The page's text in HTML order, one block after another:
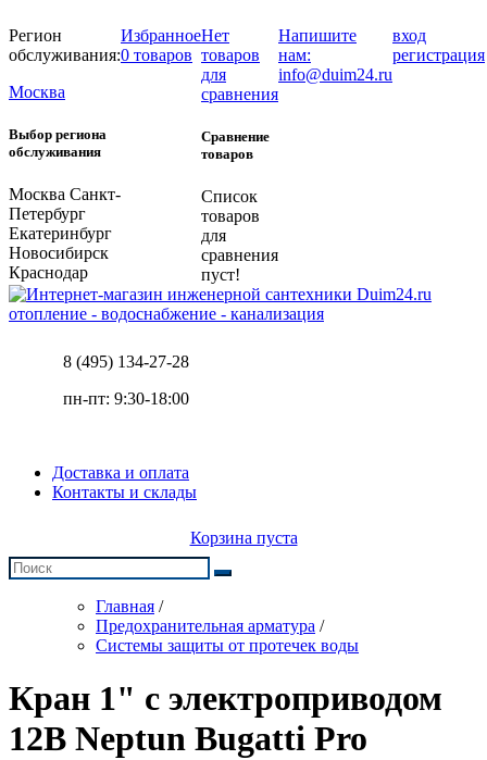
Регион
обслуживания:
Москва
Выбор региона
обслуживания
Москва Санкт-
Петербург
Екатеринбург
Новосибирск
Краснодар
Избранное
0 товаров
Нет
товаров
для
сравнения
Сравнение
товаров
Список
товаров
для
сравнения
пуст!
Напишите
нам:
info@duim24.ru
вход
регистрация
отопление - водоснабжение - канализация
8 (495) 134-27-28
пн-пт: 9:30-18:00
Доставка и оплата
Контакты и склады
Корзина пуста
Главная /
Предохранительная арматура /
Системы защиты от протечек воды
Кран 1" с электроприводом
12В Neptun Bugatti Pro